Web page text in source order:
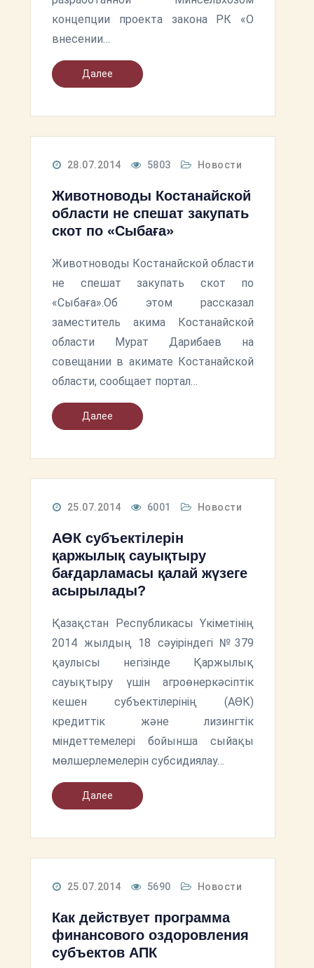
концепции проекта закона РК «О
внесении…
Далее
28.07.2014 5803 Новости
Животноводы Костанайской
области не спешат закупать
скот по «Сыбаға»
Животноводы Костанайской области
не спешат закупать скот по
«Сыбаға».Об этом рассказал
заместитель акима Костанайской
области Мурат Дарибаев на
совещании в акимате Костанайской
области, сообщает портал…
Далее
25.07.2014 6001 Новости
АӨК субъектілерін
қаржылық сауықтыру
бағдарламасы қалай жүзеге
асырылады?
Қазақстан Республикасы Үкіметінің
2014 жылдың 18 сәуіріндегі №379
қаулысы негізінде Қаржылық
сауықтыру үшін агроөнеркәсіптік
кешен субъектілерінің (АӨК)
кредиттік және лизингтік
міндеттемелері бойынша сыйақы
мөлшерлемелерін субсидиялау…
Далее
25.07.2014 5690 Новости
Как действует программа
финансового оздоровления
субъектов АПК